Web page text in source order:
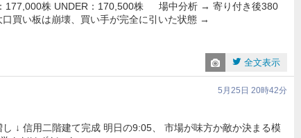
177,000株 UNDER：170,500株 場中分析 → 寄り付き後380
買い板は崩壊、買い手が完全に引いた状態 →
全文表示
5月25日 20時42分
↓ 信用二階建て完成 明日の9:05、 市場が味方か敵か決まる模